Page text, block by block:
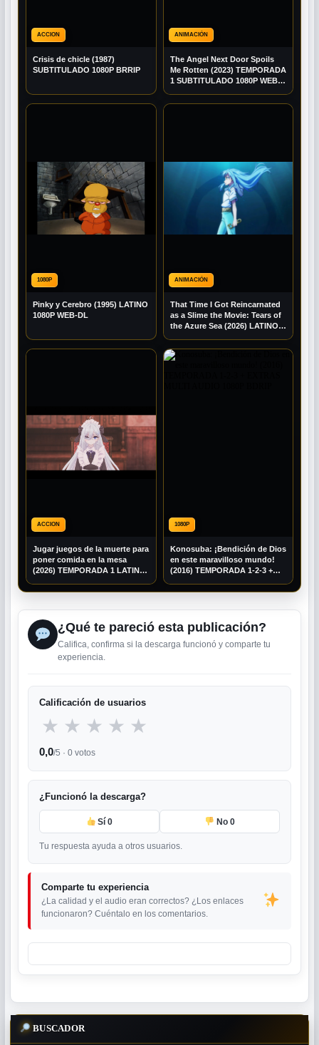
ACCION
Crisis de chicle (1987)
SUBTITULADO 1080P BRRIP
ANIMACIÓN
The Angel Next Door Spoils
Me Rotten (2023) TEMPORADA
1 SUBTITULADO 1080P WEB-
1080P
Pinky y Cerebro (1995) LATINO
1080P WEB-DL
ANIMACIÓN
That Time I Got Reincarnated
as a Slime the Movie: Tears of
the Azure Sea (2026) LATINO
ACCION
Jugar juegos de la muerte para
poner comida en la mesa
(2026) TEMPORADA 1 LATINO
1080P
Konosuba: ¡Bendición de Dios
en este maravilloso mundo!
(2016) TEMPORADA 1-2-3 +
BDRIP
¿Qué te pareció esta publicación?
Califica, confirma si la descarga funcionó y comparte tu
experiencia.
Calificación de usuarios
★ ★ ★ ★ ★
0,0/5 · 0 votos
¿Funcionó la descarga?
Sí0 No 0
Tu respuesta ayuda a otros usuarios.
Comparte tu experiencia
¿La calidad y el audio eran correctos? ¿Los enlaces
funcionaron? Cuéntalo en los comentarios.
BUSCADOR